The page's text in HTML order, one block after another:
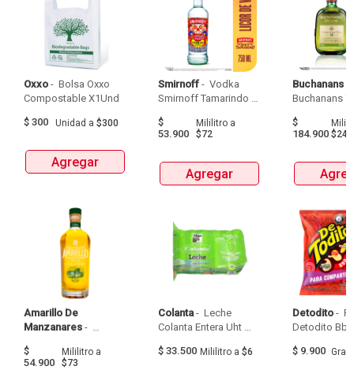
Oxxo - Bolsa Oxxo
$ 300 Unidad a $300
Agregar
Amarillo De
Manzanares -
De Manzanares
$
54.900
Mililitroa
$73
Smirnoff - Vodka
Smirnoff Tamarindo
$
53.900
Mililitroa
$72
Agregar
Colanta - Leche
Colanta Entera Uht
$ 33.500 Mililitro a $6
Buchanans
$
184.900 $247
Detodito -
$ 9.900